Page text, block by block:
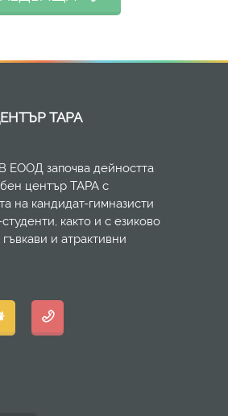
ТАРА
ЕООД започва дейността
център ТАРА с
на кандидат-гимназисти
както и с езиково
и атрактивни